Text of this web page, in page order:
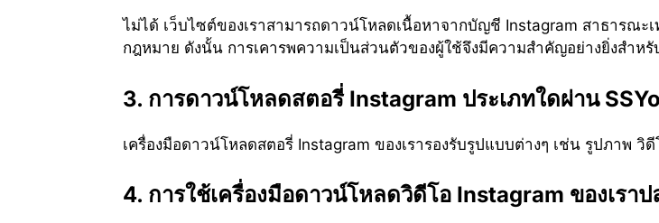
ไม่ได้ เว็บไซต์ของเราสามารถดาวน์โหลดเนื้อหาจากบัญชี Instagram สาธารณ
กฎหมาย ดังนั้น การเคารพความเป็นส่วนตัวของผู้ใช้จึงมีความสำคัญอย่างยิ่งสำหรั
3. การดาวน์โหลดสตอรี่ Instagram ประเภทใดผ่าน
เครื่องมือดาวน์โหลดสตอรี่ Instagram ของเรารองรับรูปแบบต่างๆ เช่น รูปภาพ
4. การใช้เครื่องมือดาวน์โหลดวิดีโอ Instagram ของเรา